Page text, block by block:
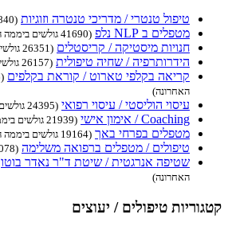
טיפול טנטרי / מדריכי טנטרה וזוגיות (47840 גולשים ביממה האחרונה)
מטפלים ב NLP נלפ (41690 גולשים ביממה האחרונה)
חנויות מיסטיקה / קריסטלים (26351 גולשים ביממה האחרונה)
הידרותרפיה / שחיה טיפולית (26157 גולשים ביממה האחרונה)
קריאה בקלפי טארוט / קוראת בקלפים
האחרונה)
עיסוי הוליסטי / עיסוי רפואי (24395 גולשים ביממה האחרונה)
Coaching / אימון אישי (21939 גולשים ביממה האחרונה)
מטפלים בפרחי באך (19164 גולשים ביממה האחרונה)
טיפולים / מטפלים ברפואה משלימה (19078 גולשים ביממה האחרונה)
שטיפה אנרגטית / שיטת ד"ר נאדר בוטו
האחרונה)
קטגוריות טיפולים / יעוצים